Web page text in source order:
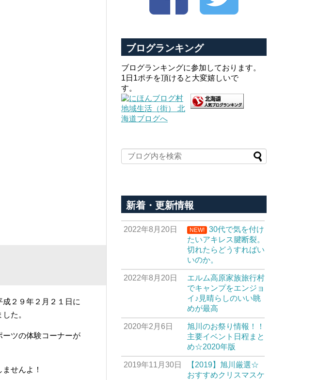
２９年２月２１日に
た。
ツの体験コーナーが
せんよ！
ブログランキング
ブログランキングに参加しております。
1日1ポチを頂けると大変嬉しいで
す。
新着・更新情報
2022年8月20日 NEW!
30代で気を付け
たいアキレス腱断裂。
切れたらどうすればい
いのか。
2022年8月20日
エルム高原家族旅行村
でキャンプをエンジョ
イ♪見晴らしのいい眺
めが最高
2020年2月6日
旭川のお祭り情報！！
主要イベント日程まと
め☆2020年版
2019年11月30日
【2019】旭川厳選☆
おすすめクリスマスケ